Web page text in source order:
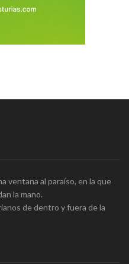
ventana al paraíso, en la que
la mano.
de dentro y fuera de la